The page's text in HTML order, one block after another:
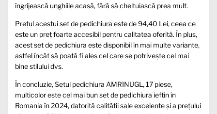
îngrijească unghiile acasă, fără să cheltuiască prea mult.
Prețul acestui set de pedichiura este de 94,40 Lei, ceea ce
este un preț foarte accesibil pentru calitatea oferită. În plus,
acest set de pedichiura este disponibil în mai multe variante,
astfel încât să poată fi ales cel care se potrivește cel mai
bine stilului dvs.
În concluzie, Setul pedichiura AMRINUGL, 17 piese,
multicolor este cel mai bun set de pedichiura ieftin în
Romania în 2024, datorită calității sale excelente și a prețului